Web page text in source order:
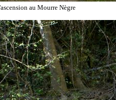
au Mourre Nègre